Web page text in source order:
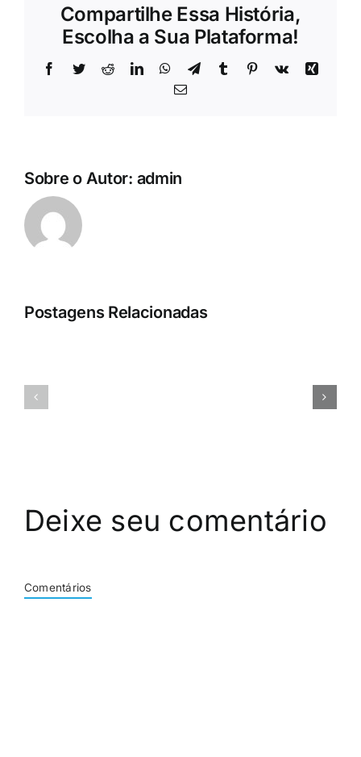
Compartilhe Essa História,
Escolha a Sua Plataforma!
Facebook
TwitterRedditLinkedInWhatsApp
TelegramTumblr Pinterest
Vk
Xing
E-
Sobre o Autor: admin
Postagens Relacionadas
Deixe seu comentário
Comentários